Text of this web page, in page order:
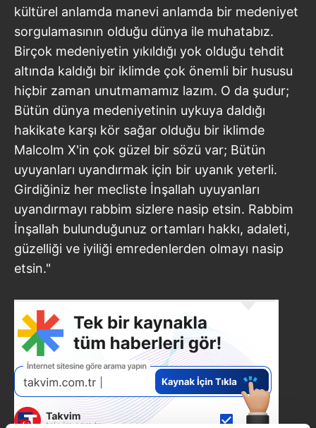
kültürel anlamda manevi anlamda bir medeniyet
sorgulamasının olduğu dünya ile muhatabız.
Birçok medeniyetin yıkıldığı yok olduğu tehdit
altında kaldığı bir iklimde çok önemli bir hususu
hiçbir zaman unutmamamız lazım. O da şudur;
Bütün dünya medeniyetinin uykuya daldığı
hakikate karşı kör sağar olduğu bir iklimde
Malcolm X'in çok güzel bir sözü var; Bütün
uyuyanları uyandırmak için bir uyanık yeterli.
Girdiğiniz her mecliste İnşallah uyuyanları
uyandırmayı rabbim sizlere nasip etsin. Rabbim
İnşallah bulunduğunuz ortamları hakkı, adaleti,
güzelliği ve iyiliği emredenlerden olmayı nasip
etsin."